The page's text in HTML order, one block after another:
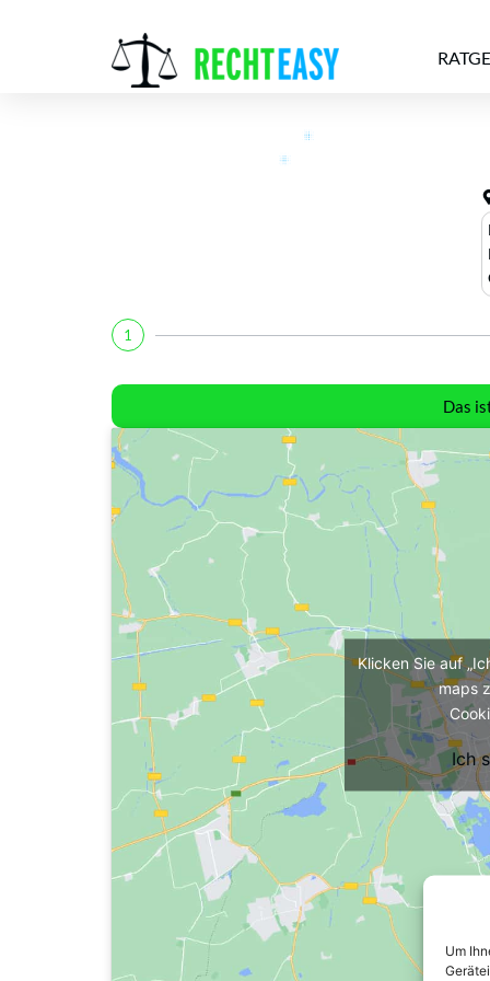
Um
1
Das
Klicken Sie auf
maps
Ich